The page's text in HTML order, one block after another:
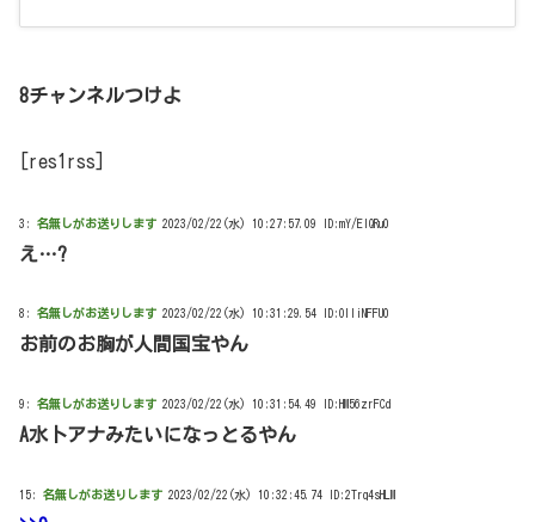
8チャンネルつけよ
[res1rss]
3: 名無しがお送りします 2023/02/22(水) 10:27:57.09 ID:mY/ElQRu0
え…?
8: 名無しがお送りします 2023/02/22(水) 10:31:29.54 ID:OlliNFFU0
お前のお胸が人間国宝やん
9: 名無しがお送りします 2023/02/22(水) 10:31:54.49 ID:HM56zrFCd
A水卜アナみたいになっとるやん
15: 名無しがお送りします 2023/02/22(水) 10:32:45.74 ID:2Trq4sHLM